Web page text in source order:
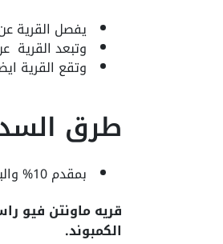
يفصل القرية عن
وتبعد القرية عن
وتقع القرية ايضاً علي بعد 70كيلو
طرق
بمقدم 10% والباقي اقساط متساوية علي 6 سنوات .
قريه ماونتن فيو
الكمبوند.